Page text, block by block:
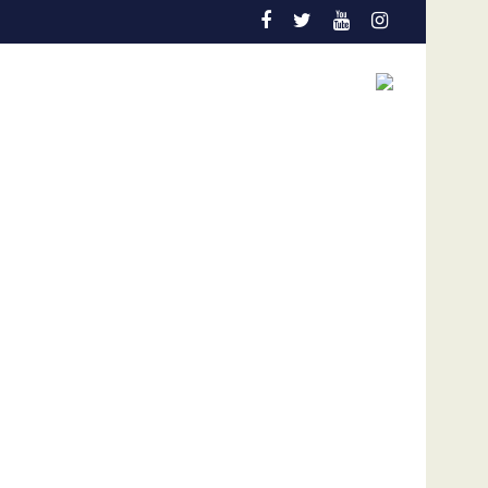
sin liberación de presos políticos y advierte riesgo de
La Montserratina resalta el valor de la proteína en